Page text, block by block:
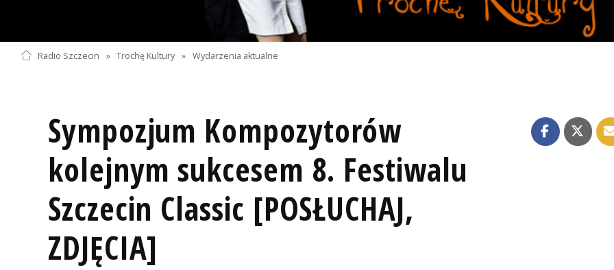
Radio Szczecin » Trochę Kultury » Wydarzenia aktualne
Sympozjum Kompozytorów
kolejnym sukcesem 8. Festiwalu
Szczecin Classic [POSŁUCHAJ,
ZDJĘCIA]